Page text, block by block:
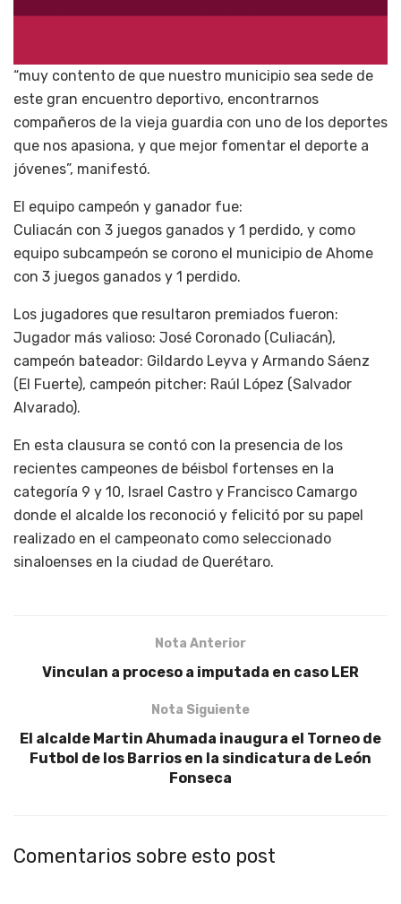
“muy contento de que nuestro municipio sea sede de
este gran encuentro deportivo, encontrarnos
compañeros de la vieja guardia con uno de los deportes
que nos apasiona, y que mejor fomentar el deporte a
jóvenes”, manifestó.
El equipo campeón y ganador fue:
Culiacán con 3 juegos ganados y 1 perdido, y como
equipo subcampeón se corono el municipio de Ahome
con 3 juegos ganados y 1 perdido.
Los jugadores que resultaron premiados fueron:
Jugador más valioso: José Coronado (Culiacán),
campeón bateador: Gildardo Leyva y Armando Sáenz
(El Fuerte), campeón pitcher: Raúl López (Salvador
Alvarado).
En esta clausura se contó con la presencia de los
recientes campeones de béisbol fortenses en la
categoría 9 y 10, Israel Castro y Francisco Camargo
donde el alcalde los reconoció y felicitó por su papel
realizado en el campeonato como seleccionado
sinaloenses en la ciudad de Querétaro.
Nota Anterior
Vinculan a proceso a imputada en caso LER
Nota Siguiente
El alcalde Martin Ahumada inaugura el Torneo de
Futbol de los Barrios en la sindicatura de León
Fonseca
Comentarios sobre esto post